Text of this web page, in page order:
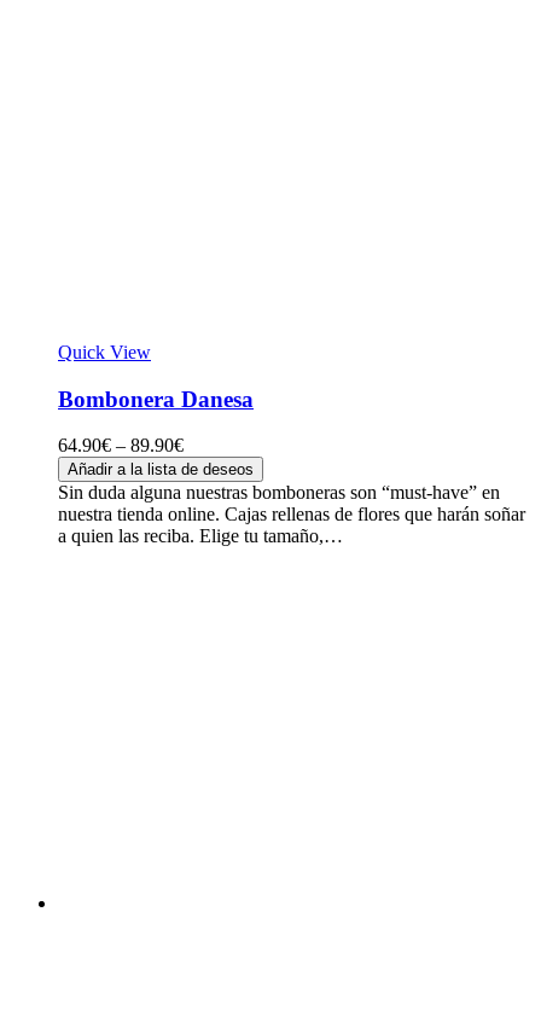
Quick View
Bombonera Danesa
64.90€ – 89.90€
Añadir a la lista de deseos
Sin duda alguna nuestras bomboneras son “must-have” en
nuestra tienda online. Cajas rellenas de flores que harán soñar
a quien las reciba. Elige tu tamaño,…